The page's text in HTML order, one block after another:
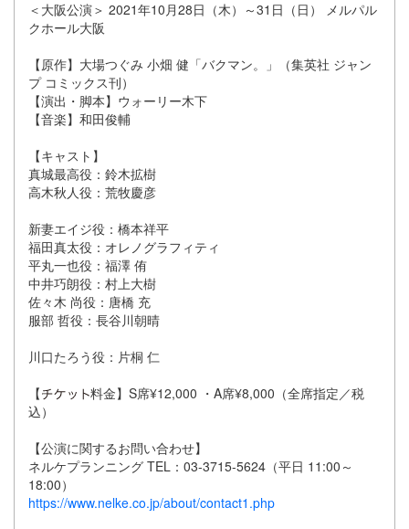
＜大阪公演＞ 2021年10月28日（木）～31日（日） メルパル
クホール大阪
【原作】大場つぐみ 小畑 健「バクマン。」（集英社 ジャン
プ コミックス刊）
【演出・脚本】ウォーリー木下
【音楽】和田俊輔
【キャスト】
真城最高役：鈴木拡樹
高木秋人役：荒牧慶彦
新妻エイジ役：橋本祥平
福田真太役：オレノグラフィティ
平丸一也役：福澤 侑
中井巧朗役：村上大樹
佐々木 尚役：唐橋 充
服部 哲役：長谷川朝晴
川口たろう役：片桐 仁
【
料金】S席¥12,000 ・A席¥8,000（全席指定／税
込）
【公演に関するお問い合わせ】
ネルケプランニング TEL：03-3715-5624（平日 11:00～
18:00）
https://www.nelke.co.jp/about/contact1.php